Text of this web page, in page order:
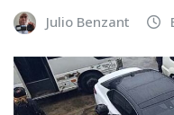
Julio Benzant